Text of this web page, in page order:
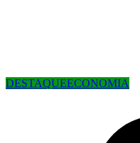
DESTAQUEECONOMIA